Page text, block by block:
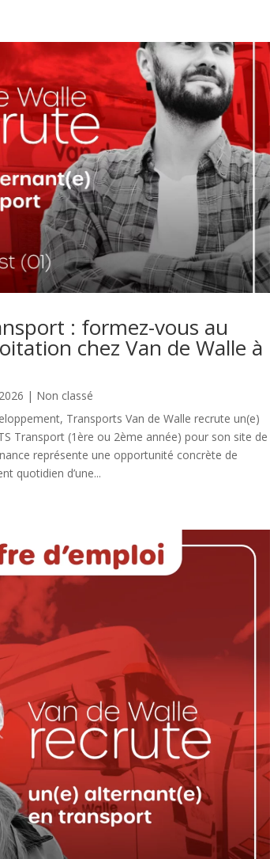
: formez-vous au
chez Van de Walle à
| Non classé
Transports Van de Walle recrute un(e)
Transport (1ère ou 2ème année) pour son site de
représente une opportunité concrète de
quotidien d’une...